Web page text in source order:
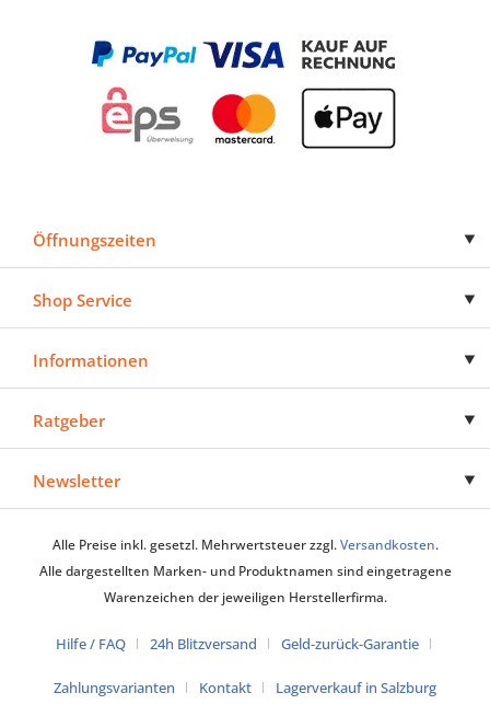
Öffnungszeiten
Shop Service
Informationen
Ratgeber
Newsletter
Alle Preise inkl. gesetzl. Mehrwertsteuer zzgl.Versandkosten.
Alle dargestellten Marken- und Produktnamen sind eingetragene
Warenzeichen der jeweiligen Herstellerfirma.
Hilfe / FAQ 24h Blitzversand Geld-zurück-Garantie
Zahlungsvarianten Kontakt Lagerverkauf in Salzburg